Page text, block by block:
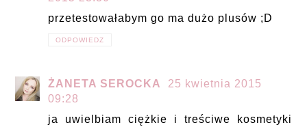
przetestowałabym go ma dużo plusów ;D
ODPOWIEDZ
ŻANETA SEROCKA
25 kwietnia 2015
09:28
ja uwielbiam ciężkie i treściwe kosmetyki